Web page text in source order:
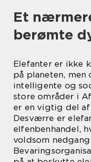
Et
berømte
Elefanter er ikke
på planeten, men
intelligente og
store områder i
er en vigtig del af
Desværre er
elfenbenhandel,
voldsom